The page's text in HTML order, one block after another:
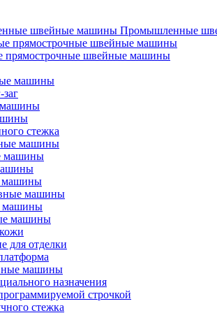
Промышленные
прямострочные швейные машины
прямострочные швейные машины
машины
машины
стежка
машины
машины
машины
машины
машины
машины
для отделки
машины
назначения
строчкой
стежка